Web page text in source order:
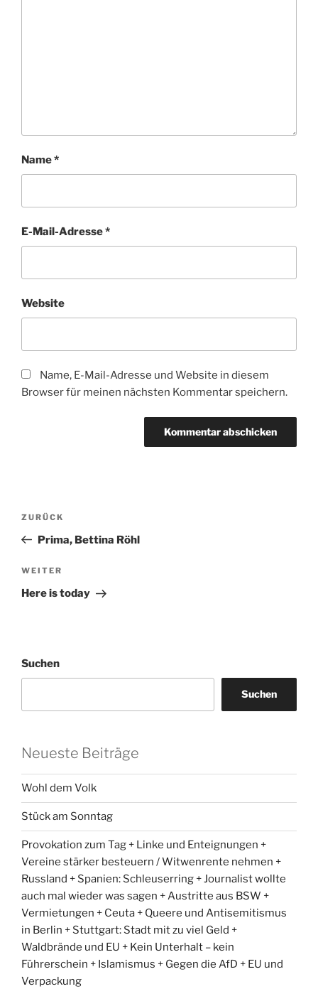
Name*
E-Mail-Adresse*
Website
Name, E-Mail-Adresse und Website in diesem
Browser für meinen nächsten Kommentar speichern.
Beitragsnavigation
Vorheriger
Beitrag
ZURÜCK
Prima, Bettina Röhl
Nächster
Beitrag
WEITER
Here is today
Suchen
Suchen
Neueste Beiträge
Wohl dem Volk
Stück am Sonntag
Provokation zum Tag + Linke und Enteignungen +
Vereine stärker besteuern / Witwenrente nehmen +
Russland + Spanien: Schleuserring + Journalist wollte
auch mal wieder was sagen + Austritte aus BSW +
Vermietungen + Ceuta + Queere und Antisemitismus
in Berlin + Stuttgart: Stadt mit zu viel Geld +
Waldbrände und EU + Kein Unterhalt – kein
Führerschein + Islamismus + Gegen die AfD + EU und
Verpackung